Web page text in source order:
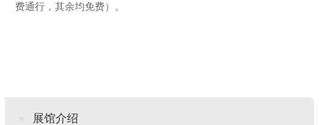
费通行，其余均免费）
。
展馆介绍